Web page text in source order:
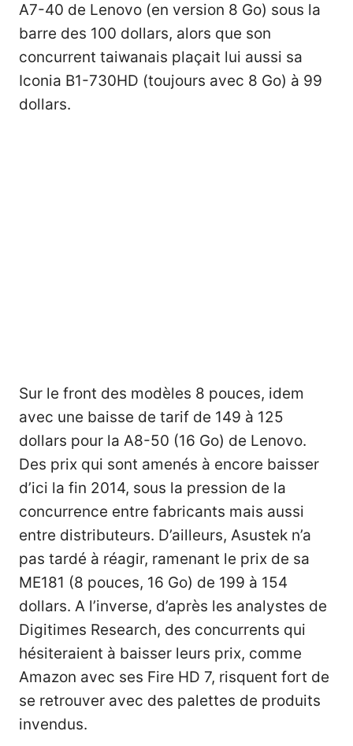
A7-40 de Lenovo (en version 8 Go) sous la
barre des 100 dollars, alors que son
concurrent taiwanais plaçait lui aussi sa
Iconia B1-730HD (toujours avec 8 Go) à 99
dollars.
Sur le front des modèles 8 pouces, idem
avec une baisse de tarif de 149 à 125
dollars pour la A8-50 (16 Go) de Lenovo.
Des prix qui sont amenés à encore baisser
d’ici la fin 2014, sous la pression de la
concurrence entre fabricants mais aussi
entre distributeurs. D’ailleurs, Asustek n’a
pas tardé à réagir, ramenant le prix de sa
ME181 (8 pouces, 16 Go) de 199 à 154
dollars. A l’inverse, d’après les analystes de
Digitimes Research, des concurrents qui
hésiteraient à baisser leurs prix, comme
Amazon avec ses Fire HD 7, risquent fort de
se retrouver avec des palettes de produits
invendus.